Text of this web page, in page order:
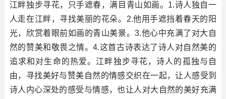
江畔独步寻花，只手遮春，满目青山如画。1.诗人独自一
人走在江畔，寻找美丽的花朵。2.他用手遮挡着春天的阳
光，欣赏着眼前如画的青山美景。3.他心中充满了对大自
然的赞美和敬畏之情。4.这首古诗表达了诗人对自然美的
追求和对生命的热爱。江畔独步寻花，诗人的孤独与自
由，寻找美好与赞美自然的情感交织在一起，让人感受到
诗人内心深处的感受与情感，也让人对大自然的美好充满